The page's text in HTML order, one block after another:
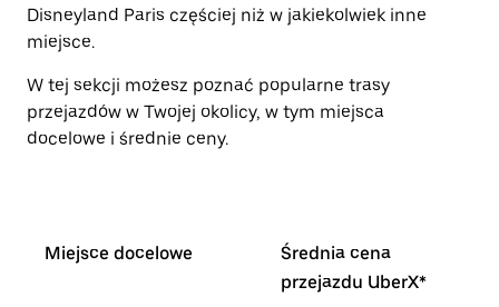
Disneyland Paris częściej niż w jakiekolwiek inne
miejsce.
W tej sekcji możesz poznać popularne trasy
przejazdów w Twojej okolicy, w tym miejsca
docelowe i średnie ceny.
Miejsce docelowe
Średnia cena
przejazdu UberX*